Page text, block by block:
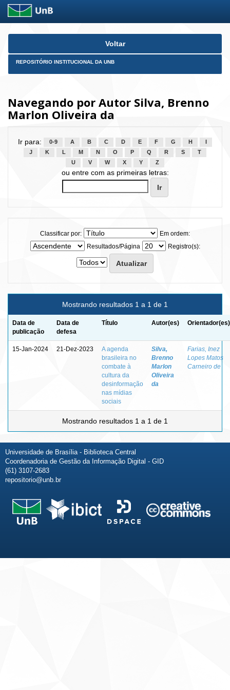
Skip
Voltar
REPOSITÓRIO INSTITUCIONAL DA UNB
Navegando por Autor Silva, Brenno
Marlon Oliveira da
Ir para: 0-9 A B C D E F G H
J
K L M N O P Q R S
T
U
V W X Y Z
ou entre com as primeiras letras:
Classificar por:
Em ordem:
Resultados/Página
Registro(s):
Mostrando resultados 1 a 1 de 1
Data de
publicação
Data de
defesa
Título Autor(es) Orientador(es)
15-Jan-2024 21-Dez-2023
A agenda
brasileira no
combate à
cultura da
desinformação
nas mídias
sociais
Silva,
Brenno
Marlon
Oliveira
da
Farias, Inez
Lopes Matos
Carneiro de
Mostrando resultados 1 a 1 de 1
Universidade de Brasília - Biblioteca Central
Coordenadoria de Gestão da Informação Digital - GID
(61) 3107-2683
repositorio@unb.br